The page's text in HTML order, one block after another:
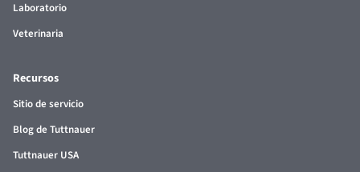
Laboratorio
Veterinaria
Recursos
Sitio de servicio
Blog de Tuttnauer
Tuttnauer USA